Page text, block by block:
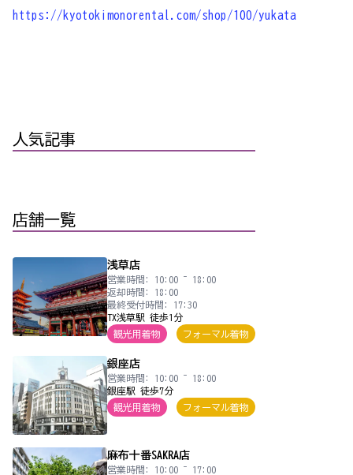
https://kyotokimonorental.com/shop/100/yukata
人気記事
店舗一覧
浅草店
営業時間: 10:00 ~ 18:00
返却時間: 18:00
最終受付時間: 17:30
TX浅草駅 徒歩1分
観光用着物
フォーマル着物
銀座店
営業時間: 10:00 ~ 18:00
銀座駅 徒歩7分
観光用着物
フォーマル着物
麻布十番SAKRA店
営業時間: 10:00 ~ 17:00